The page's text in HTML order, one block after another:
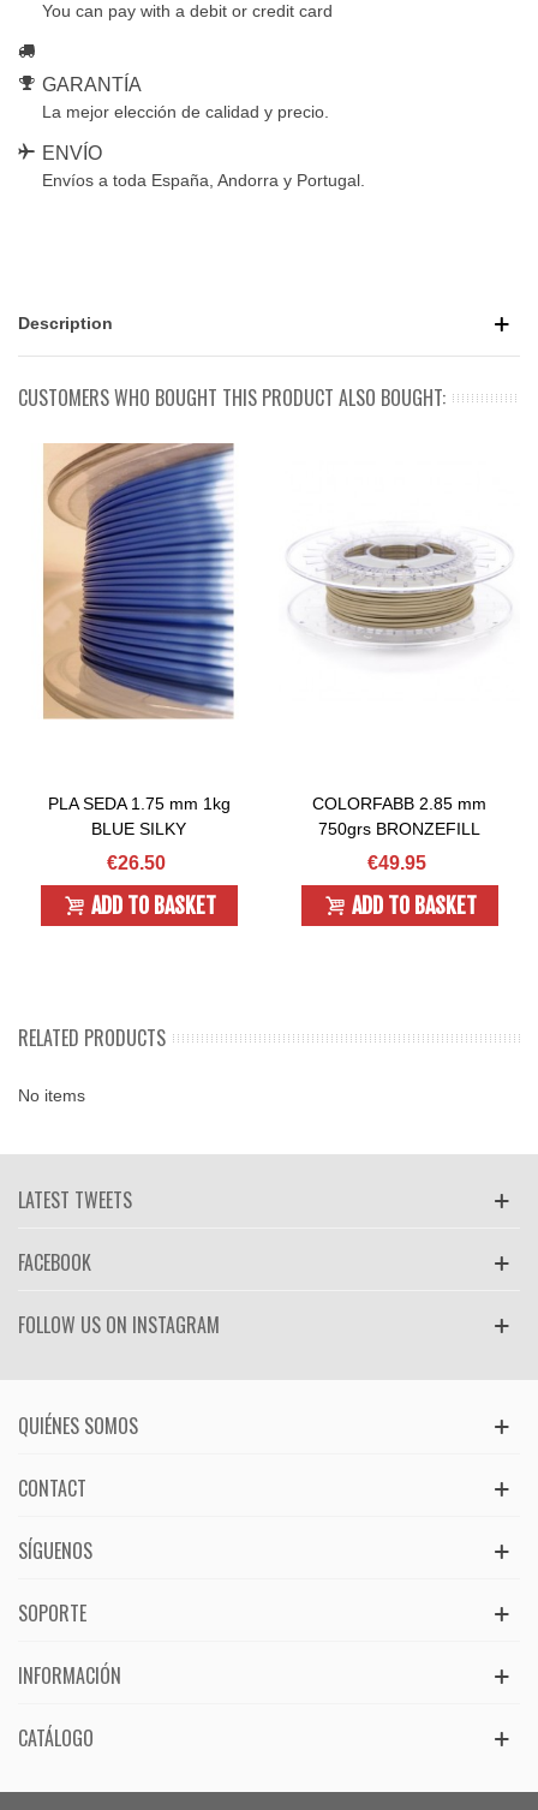
You can pay with a debit or credit card
GARANTÍA
La mejor elección de calidad y precio.
ENVÍO
Envíos a toda España, Andorra y Portugal.
Description
CUSTOMERS WHO BOUGHT THIS PRODUCT ALSO BOUGHT:
PLA SEDA 1.75 mm 1kg
BLUE SILKY
€26.50
ADD TO BASKET
COLORFABB 2.85 mm
750grs BRONZEFILL
€49.95
ADD TO BASKET
RELATED PRODUCTS
No items
LATEST TWEETS
FACEBOOK
FOLLOW US ON INSTAGRAM
QUIÉNES SOMOS
CONTACT
SÍGUENOS
SOPORTE
INFORMACIÓN
CATÁLOGO